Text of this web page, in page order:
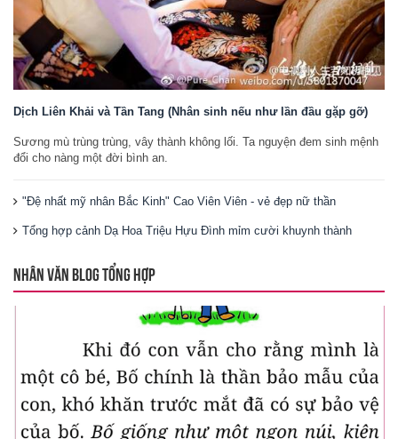
Dịch Liên Khải và Tần Tang (Nhân sinh nếu như lần đầu gặp gỡ)
Sương mù trùng trùng, vây thành không lối. Ta nguyện đem sinh mệnh
đổi cho nàng một đời bình an.
"Đệ nhất mỹ nhân Bắc Kinh" Cao Viên Viên - vẻ đẹp nữ thần
Tổng hợp cảnh Dạ Hoa Triệu Hựu Đình mỉm cười khuynh thành
NHÂN VĂN BLOG TỔNG HỢP